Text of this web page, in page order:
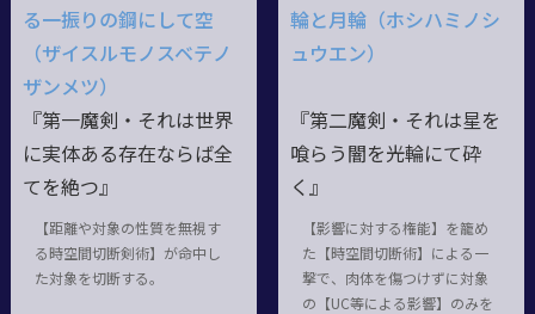
る一振りの鋼にして空
（ザイスルモノスベテノ
ザンメツ）
『第一魔剣・それは世界
に実体ある存在ならば全
てを絶つ』
【距離や対象の性質を無視す
る時空間切断剣術】が命中し
た対象を切断する。
輪と月輪（ホシハミノシ
ュウエン）
『第二魔剣・それは星を
喰らう闇を光輪にて砕
く』
【影響に対する権能】を籠め
た【時空間切断術】による一
撃で、肉体を傷つけずに対象
の【UC等による影響】のみを